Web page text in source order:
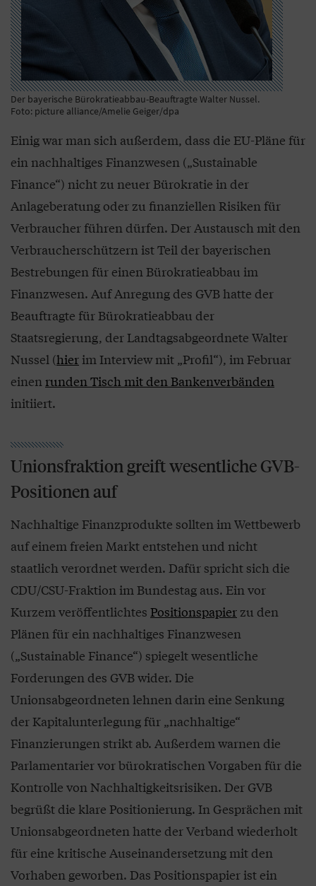
Der bayerische Bürokratieabbau-Beauftragte Walter Nussel.
Foto: picture alliance/Amelie Geiger/dpa
Einig war man sich außerdem, dass die EU-Pläne für
ein nachhaltiges Finanzwesen („Sustainable
Finance“) nicht zu neuer Bürokratie in der
Anlageberatung oder zu finanziellen Risiken für
Verbraucher führen dürfen. Der Austausch mit den
Verbraucherschützern ist Teil der bayerischen
Bestrebungen für einen Bürokratieabbau im
Finanzwesen. Auf Anregung des GVB hatte der
Beauftragte für Bürokratieabbau der
Staatsregierung, der Landtagsabgeordnete Walter
Nussel (hier im Interview mit „Profil“), im Februar
einen runden Tisch mit den Bankenverbänden
initiiert.
Unionsfraktion greift wesentliche GVB-
Positionen auf
Nachhaltige Finanzprodukte sollten im Wettbewerb
auf einem freien Markt entstehen und nicht
staatlich verordnet werden. Dafür spricht sich die
CDU/CSU-Fraktion im Bundestag aus. Ein vor
Kurzem veröffentlichtes Positionspapier zu den
Plänen für ein nachhaltiges Finanzwesen
(„Sustainable Finance“) spiegelt wesentliche
Forderungen des GVB wider. Die
Unionsabgeordneten lehnen darin eine Senkung
der Kapitalunterlegung für „nachhaltige“
Finanzierungen strikt ab. Außerdem warnen die
Parlamentarier vor bürokratischen Vorgaben für die
Kontrolle von Nachhaltigkeitsrisiken. Der GVB
begrüßt die klare Positionierung. In Gesprächen mit
Unionsabgeordneten hatte der Verband wiederholt
für eine kritische Auseinandersetzung mit den
Vorhaben geworben. Das Positionspapier ist ein